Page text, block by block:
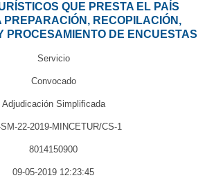
QUE PRESTA EL PAÍS
PREPARACIÓN, RECOPILACIÓN,
PROCESAMIENTO DE ENCUESTAS
Servicio
Convocado
Adjudicación Simplificada
22-2019-MINCETUR/CS-1
8014150900
09-05-2019 12:23:45